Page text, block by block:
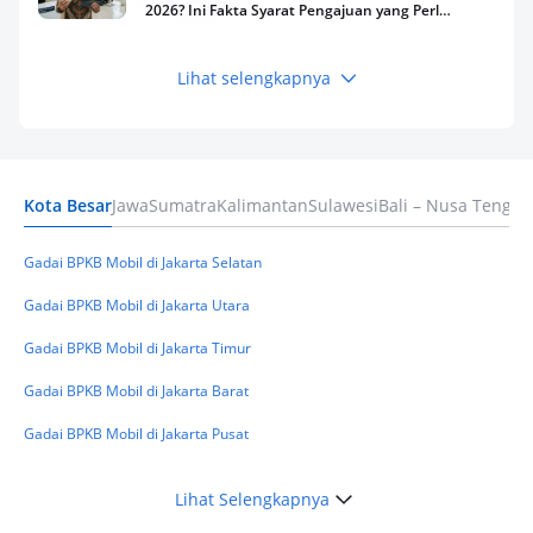
2026? Ini Fakta Syarat Pengajuan yang Perlu
Keuangan
Keuangan
Masuk BI Checking? Simak Peraturan
Lihat selengkapnya
Kota BesarJawaSumatraKalimantanSulawesiBali – Nusa
Gadai BPKB Mobil di Jakarta Selatan
Gadai BPKB Mobil di Jakarta Utara
Gadai BPKB Mobil di Jakarta Timur
Gadai BPKB Mobil di Jakarta Barat
Gadai BPKB Mobil di Jakarta Pusat
Lihat Selengkapnya